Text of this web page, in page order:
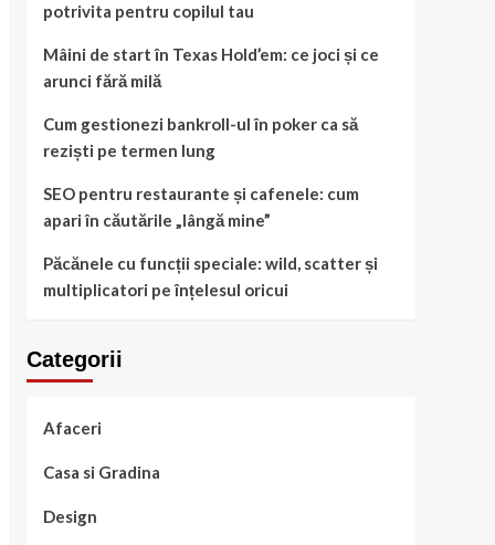
potrivita pentru copilul tau
Mâini de start în Texas Hold’em: ce joci și ce
arunci fără milă
Cum gestionezi bankroll-ul în poker ca să
reziști pe termen lung
SEO pentru restaurante și cafenele: cum
apari în căutările „lângă mine”
Păcănele cu funcții speciale: wild, scatter și
multiplicatori pe înțelesul oricui
Categorii
Afaceri
Casa si Gradina
Design